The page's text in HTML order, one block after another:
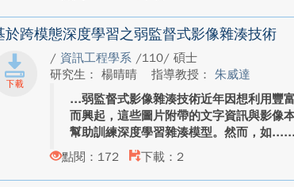
於跨模態深度學習之弱監督式影像雜湊技術
/ 資訊工程學系 /110/ 碩士
研究生： 楊晴晴
指導教授：朱威達
弱監督式影像雜湊技術近年因想利用豐
而興起，這些圖片附帶的文字資訊與影像
幫助訓練深度學習雜湊模型。然而，如...
點閱：172
下載：2